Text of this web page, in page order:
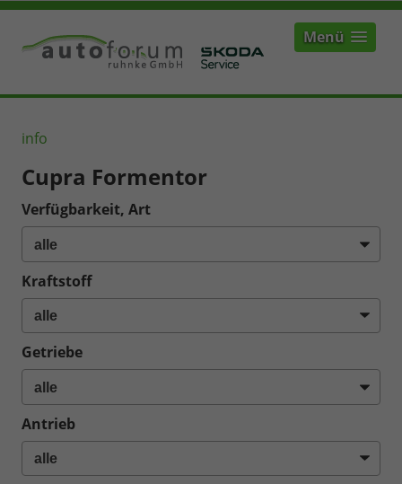
Menü
info
Cupra Formentor
Verfügbarkeit, Art
Kraftstoff
Getriebe
Antrieb